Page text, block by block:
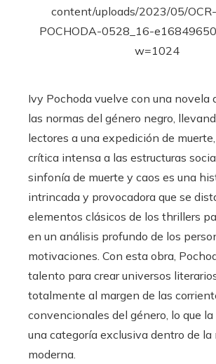
Ivy Pochoda vuelve con una novela
las normas del género negro,
lectores a una expedición de
crítica intensa a las estructuras
sinfonía de muerte y caos es una
intrincada y provocadora que se
elementos clásicos de los thrillers
en un análisis profundo de los
motivaciones. Con esta obra,
talento para crear universos
totalmente al margen de las
convencionales del género, lo que la
una categoría exclusiva dentro de
moderna.